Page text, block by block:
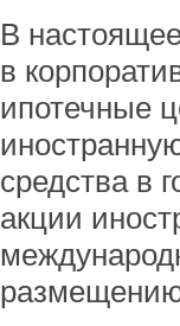
В
в
ипотечные
средства в
акции